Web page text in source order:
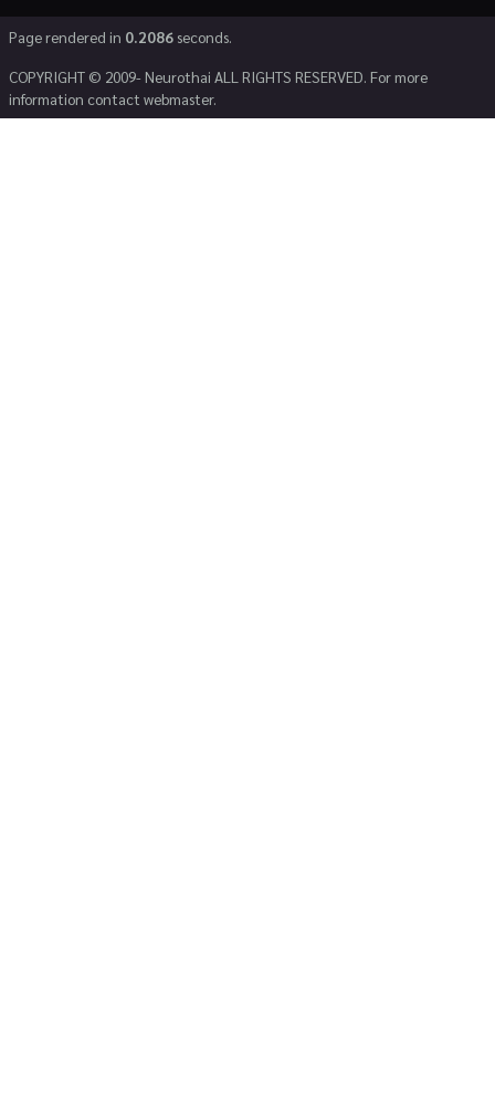
Page rendered in 0.2086 seconds.
COPYRIGHT © 2009- Neurothai ALL RIGHTS RESERVED. For more
information contact webmaster.